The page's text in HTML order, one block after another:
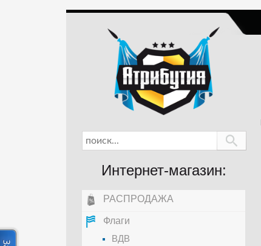
Интернет-магазин:
РАСПРОДАЖА
Флаги
ВДВ